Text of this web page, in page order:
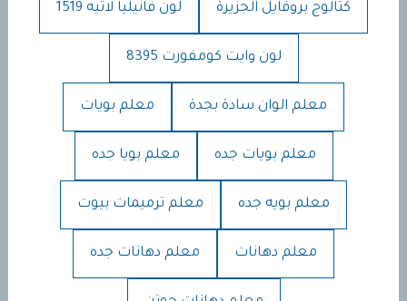
كتالوج بروفايل الجزيرة لون فانيليا لاتيه 1519
لون وايت كومفورت 8395
معلم الوان سادة بجدة معلم بويات
معلم بويات جده معلم بويا جده
معلم بويه جده معلم ترميمات بيوت
معلم دهانات معلم دهانات جده